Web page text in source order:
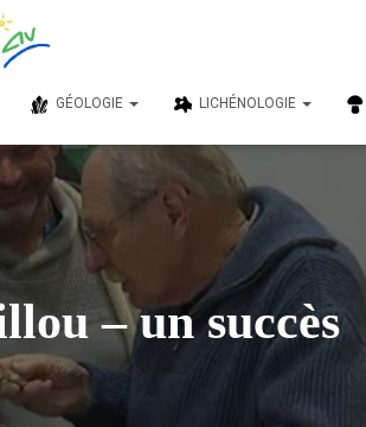
GÉOLOGIE LICHÉNOLOGIE
– un succès